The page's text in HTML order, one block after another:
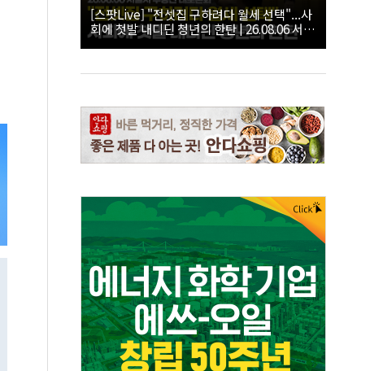
[스팟Live] "전셋집 구하려다 월세 선택"...사
회에 첫발 내디딘 청년의 한탄 | 26.08.06 서울
시 부동산 대토론회